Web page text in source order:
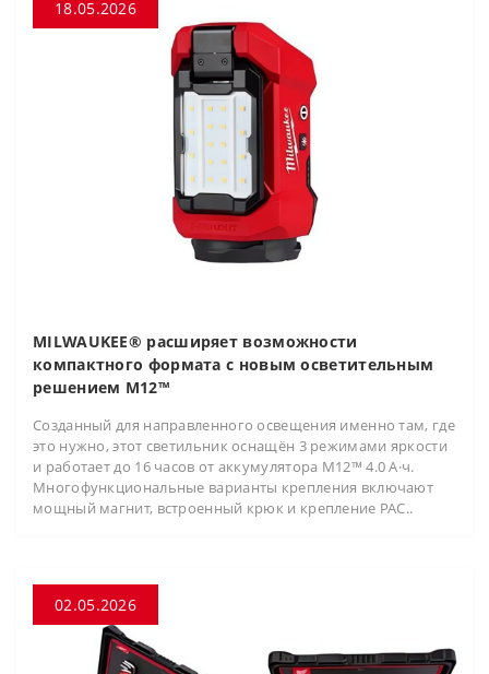
18.05.2026
MILWAUKEE® расширяет возможности
компактного формата с новым осветительным
решением M12™
Созданный для направленного освещения именно там, где
это нужно, этот светильник оснащён 3 режимами яркости
и работает до 16 часов от аккумулятора M12™ 4.0 А·ч.
Многофункциональные варианты крепления включают
мощный магнит, встроенный крюк и крепление PAC..
02.05.2026